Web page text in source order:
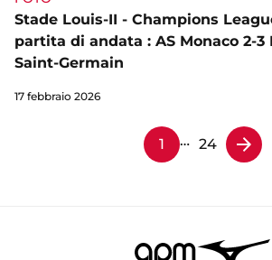
Stade Louis-II - Champions
partita di andata : AS Monaco 2-3
Saint-Germain
17 febbraio 2026
1 … 24